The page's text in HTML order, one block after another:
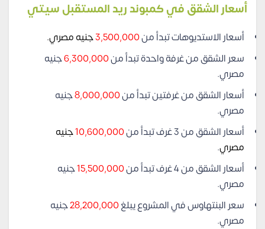
أسعار الشقق في كمبوند ريد المستقبل سيتي
أسعار الاستديوهات تبدأ من3,500,000جنيه مصري.
سعر الشقق من غرفة واحدة تبدأ من6,300,000جنيه
مصري.
أسعار الشقق من غرفتين تبدأ من8,000,000جنيه
مصري.
أسعار الشقق من 3 غرف تبدأ من
10,600,000جنيه
مصري.
أسعار الشقق من 4 غرف تبدأ من
15,500,000جنيه
مصري.
سعر البنتهاوس في المشروع يبلغ28,200,000جنيه
مصري.